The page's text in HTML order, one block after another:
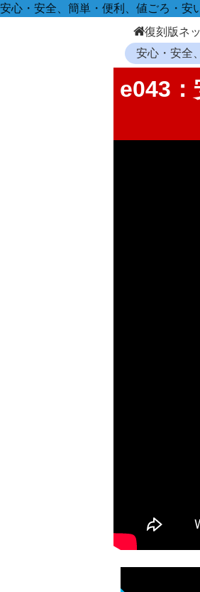
安心・安全、簡単・便利、値ごろ・安
復刻版ネ
安心・安全
e043